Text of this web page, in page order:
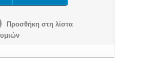
Προσθήκη στη λίστα